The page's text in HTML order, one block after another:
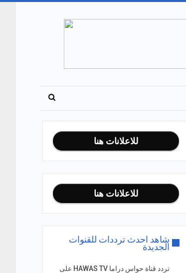
للاعلانات هنا
للاعلانات هنا
شاهد احدث ترددات للقنوات
الجديدة
تردد قناة حواس دراما HAWAS TV على